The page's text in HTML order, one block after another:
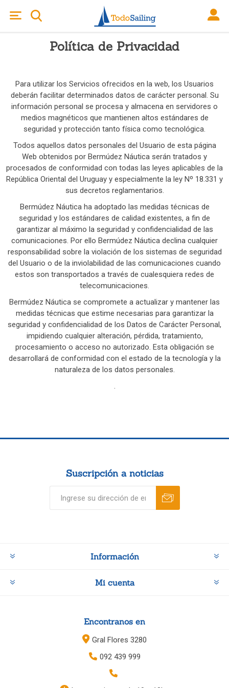
Política de Privacidad
Para utilizar los Servicios ofrecidos en la web, los Usuarios
deberán facilitar determinados datos de carácter personal. Su
información personal se procesa y almacena en servidores o
medios magnéticos que mantienen altos estándares de
seguridad y protección tanto física como tecnológica.
Todos aquellos datos personales del Usuario de esta página
Web obtenidos por Bermúdez Náutica serán tratados y
procesados de conformidad con todas las leyes aplicables de la
República Oriental del Uruguay y especialmente la ley Nº 18.331 y
sus decretos reglamentarios.
Bermúdez Náutica ha adoptado las medidas técnicas de
seguridad y los estándares de calidad existentes, a fin de
garantizar al máximo la seguridad y confidencialidad de las
comunicaciones. Por ello Bermúdez Náutica declina cualquier
responsabilidad sobre la violación de los sistemas de seguridad
del Usuario o de la inviolabilidad de las comunicaciones cuando
estos son transportados a través de cualesquiera redes de
telecomunicaciones.
Bermúdez Náutica se compromete a actualizar y mantener las
medidas técnicas que estime necesarias para garantizar la
seguridad y confidencialidad de los Datos de Carácter Personal,
impidiendo cualquier alteración, pérdida, tratamiento,
procesamiento o acceso no autorizado. Esta obligación se
desarrollará de conformidad con el estado de la tecnología y la
naturaleza de los datos personales.
.
Suscripción a noticias
Información
Mi cuenta
Encontranos en
Gral Flores 3280
092 439 999